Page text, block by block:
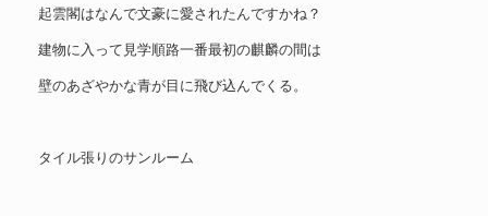
起雲閣はなんで文豪に愛されたんですかね？
建物に入って見学順路一番最初の麒麟の間は
壁のあざやかな青が目に飛び込んでくる。
タイル張りのサンルーム